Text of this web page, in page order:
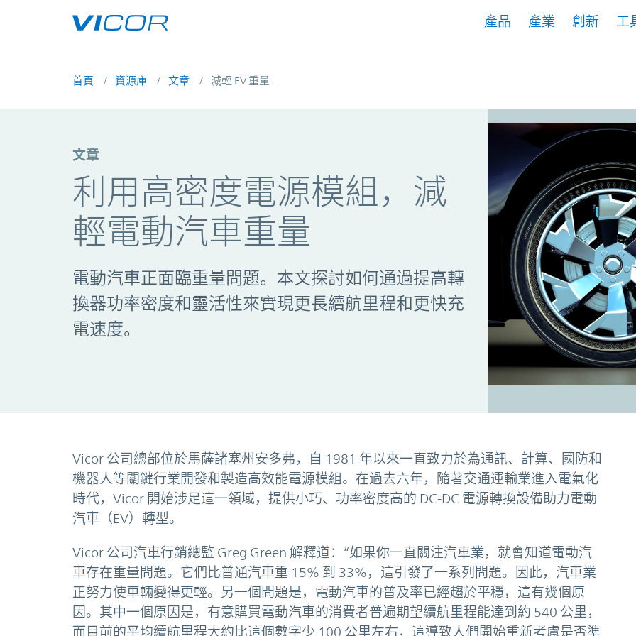
產品 產業 創新 工
首頁 資源庫 文章 減輕 EV 重量
文章
利用高密度電源模組，減
輕電動汽車重量
電動汽車正面臨重量問題。本文探討如何通過提高轉
換器功率密度和靈活性來實現更長續航里程和更快充
電速度。
Vicor 公司總部位於馬薩諸塞州安多弗，自 1981 年以來一直致力於為通訊、計算、國防和
機器人等關鍵行業開發和製造高效能電源模組。在過去六年，隨著交通運輸業進入電氣化
時代，Vicor 開始涉足這一領域，提供小巧、功率密度高的 DC-DC 電源轉換設備助力電動
汽車（EV）轉型。
Vicor 公司汽車行銷總監 Greg Green 解釋道：“如果你一直關注汽車業，就會知道電動汽
車存在重量問題。它們比普通汽車重 15% 到 33%，這引發了一系列問題。因此，汽車業
正努力使車輛變得更輕。另一個問題是，電動汽車的普及率已經趨於平穩，這有幾個原
因。其中一個原因是，有意購買電動汽車的消費者普遍期望續航里程能達到約 540 公里，
而目前的平均續航里程大約比這個數字少 100 公里左右，這導致人們開始重新考慮是否準